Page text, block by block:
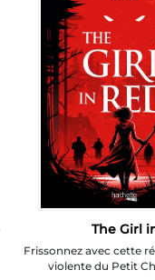
The Girl
Frissonnez avec cette
violente du Petit